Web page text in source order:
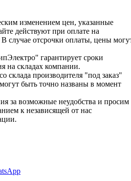
изменением цен, указанные
действуют при оплате на
случае отсрочки оплаты, цены
гарантирует сроки
на складах компании.
склада производителя "под заказ"
быть точно названы в момент
за возможные неудобства и просим
к независящей от нас